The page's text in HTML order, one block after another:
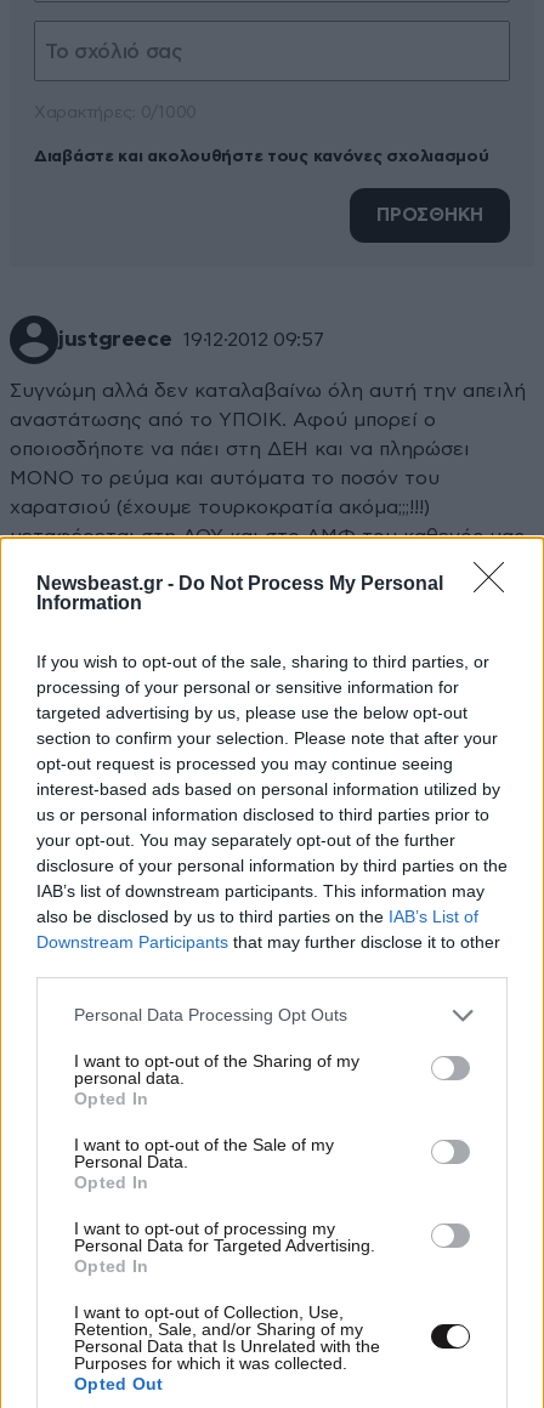
Newsbeast.gr - Do Not Process My Personal
Information
If you wish to opt-out of the sale, sharing to third parties, or
processing of your personal or sensitive information for
targeted advertising by us, please use the below opt-out
section to confirm your selection. Please note that after your
opt-out request is processed you may continue seeing
interest-based ads based on personal information utilized by
us or personal information disclosed to third parties prior to
your opt-out. You may separately opt-out of the further
disclosure of your personal information by third parties on the
IAB’s list of downstream participants. This information may
also be disclosed by us to third parties on the IAB’s List of
Downstream Participants that may further disclose it to other
Please note that this website/app uses one or more Google
not limited to your visit or usage behaviour. You may click to
grant or deny consent to Google and its third-party tags to
use your data for below specified purposes in below Google
consent section.
Personal Data Processing Opt Outs
I want to opt-out of the Sharing of my
personal data.
Opted In
I want to opt-out of the Sale of my
Personal Data.
Opted In
I want to opt-out of processing my
Personal Data for Targeted Advertising.
Opted In
I want to opt-out of Collection, Use,
Retention, Sale, and/or Sharing of my
Personal Data that Is Unrelated with the
Purposes for which it was collected.
Opted Out
Διαβάστε και ακολουθήστε τους κανόνες σχολιασμού
ΠΡΟΣΘΗΚΗ
justgreece 19·12·2012 09:57
Συγνώμη αλλά δεν καταλαβαίνω όλη αυτή την απειλή
αναστάτωσης από το ΥΠΟΙΚ. Αφού μπορεί ο
οποιοσδήποτε να πάει στη ΔΕΗ και να πληρώσει
ΜΟΝΟ το ρεύμα και αυτόματα το ποσόν του
χαρατσιού (έχουμε τουρκοκρατία ακόμα;;;!!!)
μεταφέρεται στη ΔΟΥ και στο ΑΜΦ του καθενός μας.
Έτσι και οι λογαριασμοί που έχουν ήδη εκτυπωθεί από
την ΔΕΗ δεν πάνε χαμένοι αλλά και ό νόμος τηρείται.
στις ΔΟΥ;
Απαντήστε
george1973
δεν πειράζει , δεν πειράζει ας κουραστούμε αλλα να
ειμαστε νόμιμοι . Ας καταλάβουν εστω και μια φορά
ειναι υπεράνω του νόμου αλλα και οταν θετουν ενα
μετρο να το εχουν σχεδιάσει σωστα . Ενα μάτσο [..]
όλοι τους ειναι που δεν μπορούν δυο γαιδάρων άχυρα